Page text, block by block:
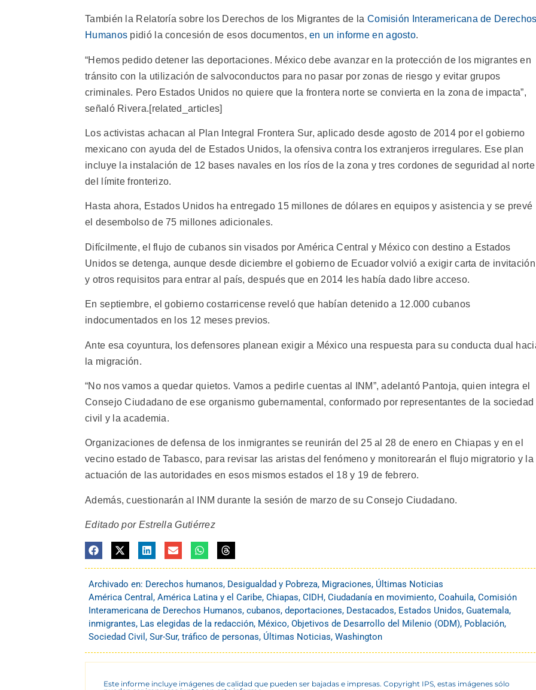
También la Relatoría sobre los Derechos de los Migrantes de la Comisión Interamericana de
Humanos pidió la concesión de esos documentos,en un informe en agosto.
“Hemos pedido detener las deportaciones. México debe avanzar en la protección de los migrantes en
tránsito con la utilización de salvoconductos para no pasar por zonas de riesgo y evitar grupos
criminales. Pero Estados Unidos no quiere que la frontera norte se convierta en la zona de impacta”,
señaló Rivera.[related_articles]
Los activistas achacan al Plan Integral Frontera Sur, aplicado desde agosto de 2014 por el gobierno
mexicano con ayuda del de Estados Unidos, la ofensiva contra los extranjeros irregulares. Ese plan
incluye la instalación de 12 bases navales en los ríos de la zona y tres cordones de seguridad al norte
del límite fronterizo.
Hasta ahora, Estados Unidos ha entregado 15 millones de dólares en equipos y asistencia y se prevé
el desembolso de 75 millones adicionales.
Difícilmente, el flujo de cubanos sin visados por América Central y México con destino a Estados
Unidos se detenga, aunque desde diciembre el gobierno de Ecuador volvió a exigir carta de invitación
y otros requisitos para entrar al país, después que en 2014 les había dado libre acceso.
En septiembre, el gobierno costarricense reveló que habían detenido a 12.000 cubanos
indocumentados en los 12 meses previos.
Ante esa coyuntura, los defensores planean exigir a México una respuesta para su conducta dual
la migración.
“No nos vamos a quedar quietos. Vamos a pedirle cuentas al INM”, adelantó Pantoja, quien integra el
Consejo Ciudadano de ese organismo gubernamental, conformado por representantes de la sociedad
civil y la academia.
Organizaciones de defensa de los inmigrantes se reunirán del 25 al 28 de enero en Chiapas y en el
vecino estado de Tabasco, para revisar las aristas del fenómeno y monitorearán el flujo migratorio y la
actuación de las autoridades en esos mismos estados el 18 y 19 de febrero.
Además, cuestionarán al INM durante la sesión de marzo de su Consejo Ciudadano.
Editado por Estrella Gutiérrez
Archivado en: Derechos humanos, Desigualdad y Pobreza, Migraciones, Últimas Noticias
América Central , América Latina y el Caribe, Chiapas, CIDH, Ciudadanía en movimiento, Coahuila, Comisión
Interamericana de Derechos Humanos, cubanos, deportaciones, Destacados, Estados Unidos, Guatemala,
inmigrantes, Las elegidas de la redacción, México, Objetivos de Desarrollo del Milenio (ODM), Población,
Sociedad Civil , Sur-Sur, tráfico de personas, Últimas Noticias, Washington
Este informe incluye imágenes de calidad que pueden ser bajadas e impresas. Copyright IPS, estas imágenes sólo